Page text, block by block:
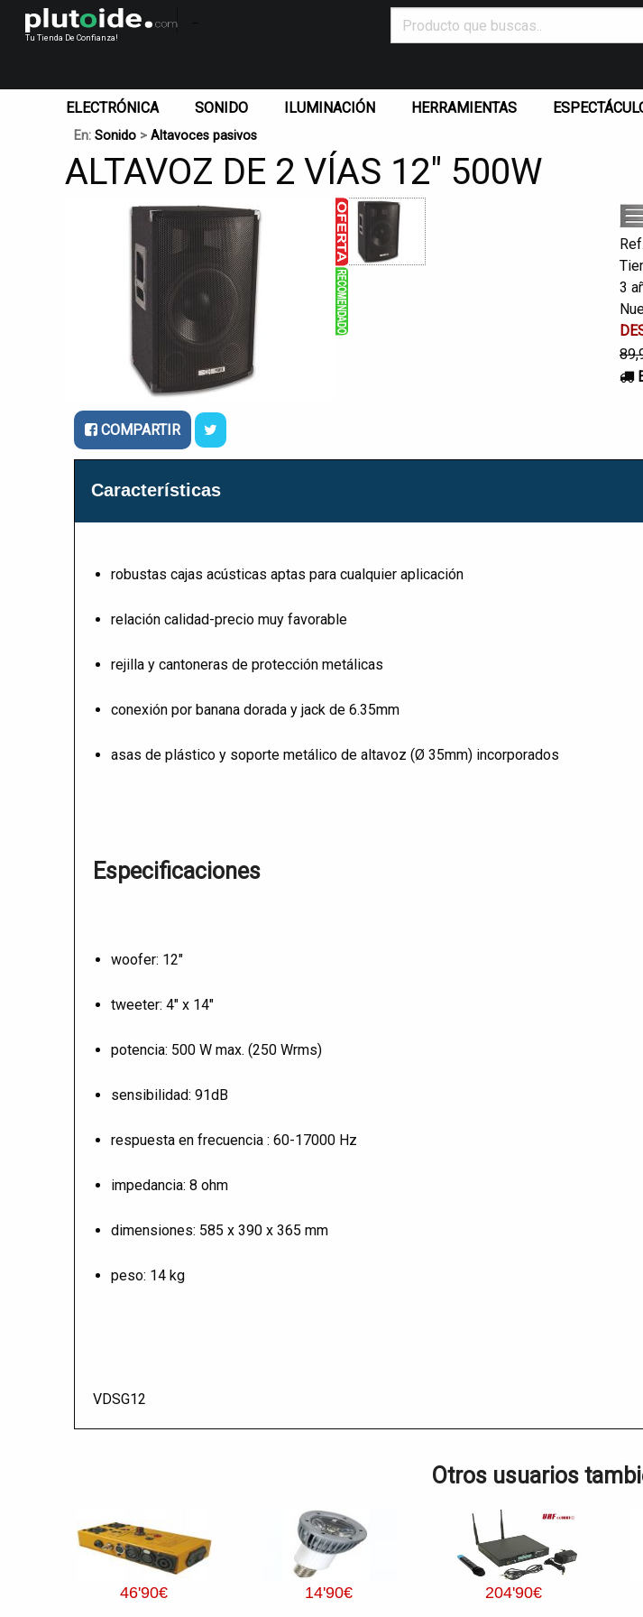
Tu Tienda De Confianza!
ELECTRÓNICA SONIDO ILUMINACIÓN HERRAMIENTAS
En: Sonido > Altavoces pasivos
ALTAVOZ DE 2 VÍAS 12" 500W
3
COMPARTIR
Características
robustas cajas acústicas aptas para cualquier aplicación
relación calidad-precio muy favorable
rejilla y cantoneras de protección metálicas
conexión por banana dorada y jack de 6.35mm
asas de plástico y soporte metálico de altavoz (Ø 35mm) incorporados
Especificaciones
woofer: 12"
tweeter: 4" x 14"
potencia: 500 W max. (250 Wrms)
sensibilidad: 91dB
respuesta en frecuencia : 60-17000 Hz
impedancia: 8 ohm
dimensiones: 585 x 390 x 365 mm
peso: 14 kg
VDSG12
Otros usuarios
46'90€ 14'90€ 204'90€